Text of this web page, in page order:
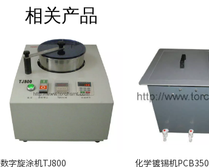
相关产品
数字旋涂机TJ800 化学镀锡机PCB350